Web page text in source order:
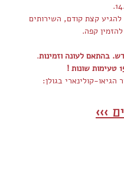
להגיע קצת קודם, השירותים
להזמין קפה.
בהתאם לעונה וזמינות.
הגיאו-קולינארי בגולן:
>>>